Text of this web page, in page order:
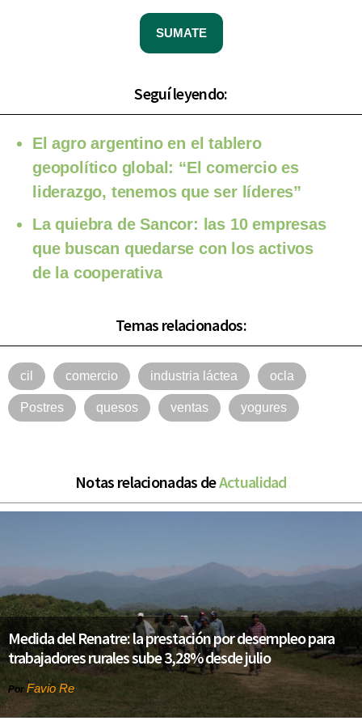
SUMATE
Seguí leyendo:
El agro argentino en el tablero
geopolítico global: “El comercio es
liderazgo, tenemos que ser líderes”
La quiebra de Sancor: las 10 empresas
que buscan quedarse con los activos
de la cooperativa
Temas relacionados:
cil comercio industria láctea ocla
Postres quesos ventas yogures
Notas relacionadas deActualidad
Medida del Renatre: la prestación por desempleo para
trabajadores rurales sube 3,28% desde julio
Por Favio Re